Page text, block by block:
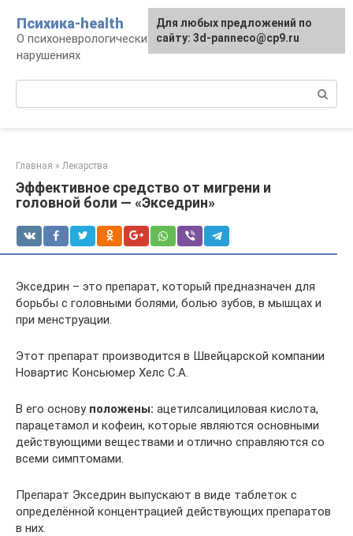
контенту
Психика-health
О психоневрологических патологиях и
нарушениях
Главная » Лекарства
Эффективное средство от мигрени и
головной боли — «Экседрин»
Экседрин – это препарат, который предназначен для
борьбы с головными болями, болью зубов, в мышцах и
при менструации.
Этот препарат производится в Швейцарской компании
Новартис Консьюмер Хелс С.А.
В его основу положены: ацетилсалициловая кислота,
парацетамол и кофеин, которые являются основными
действующими веществами и отлично справляются со
всеми симптомами.
Препарат Экседрин выпускают в виде таблеток с
определённой концентрацией действующих препаратов
в них.
Для любых предложений по
сайту: 3d-panneco@cp9.ru